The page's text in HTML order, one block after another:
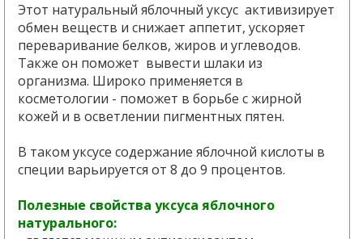
Этот натуральный яблочный уксус активизирует
обмен веществ и снижает аппетит, ускоряет
переваривание белков, жиров и углеводов.
Также он поможет вывести шлаки из
организма. Широко применяется в
косметологии - поможет в борьбе с жирной
кожей и в осветлении пигментных пятен.
В таком уксусе содержание яблочной кислоты в
специи варьируется от 8 до 9 процентов.
Полезные свойства уксуса яблочного
натурального: